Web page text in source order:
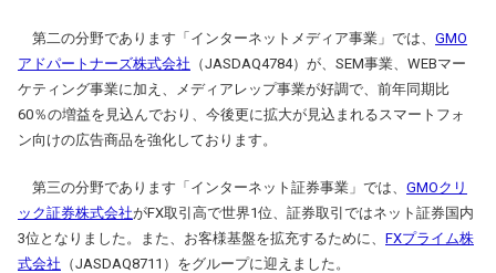
第二の分野であります「インターネットメディア事業」では、 GMO
アドパートナーズ株式会社 （JASDAQ4784）が、SEM事業、WEBマー
ケティング事業に加え、メディアレップ事業が好調で、前年同期比
60％の増益を見込んでおり、今後更に拡大が見込まれるスマートフォ
ン向けの広告商品を強化しております。
第三の分野であります「インターネット証券事業」では、 GMOクリ
ック証券株式会社がFX取引高で世界1位、証券取引ではネット証券国内
3位となりました。また、お客様基盤を拡充するために、 FXプライム株
式会社 （JASDAQ8711）をグループに迎えました。